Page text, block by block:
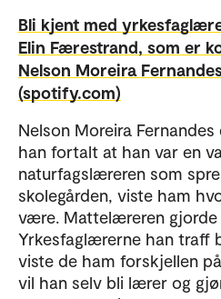
Bli kjent med
Elin Færestrand, som er
Nelson Moreira
(spotify.com)
Nelson Moreira
han fortalt at han var en
naturfagslæreren som
skolegården, viste ham
være. Mattelæreren
Yrkesfaglærerne han traff
viste de ham forskjellen
vil han selv bli lærer og